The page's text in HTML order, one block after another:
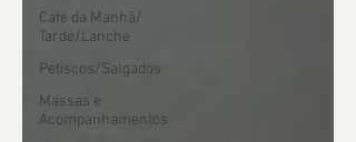
Café da Manhã/
Tarde/Lanche
Petiscos/Salgados
Massas e
Acompanhamentos